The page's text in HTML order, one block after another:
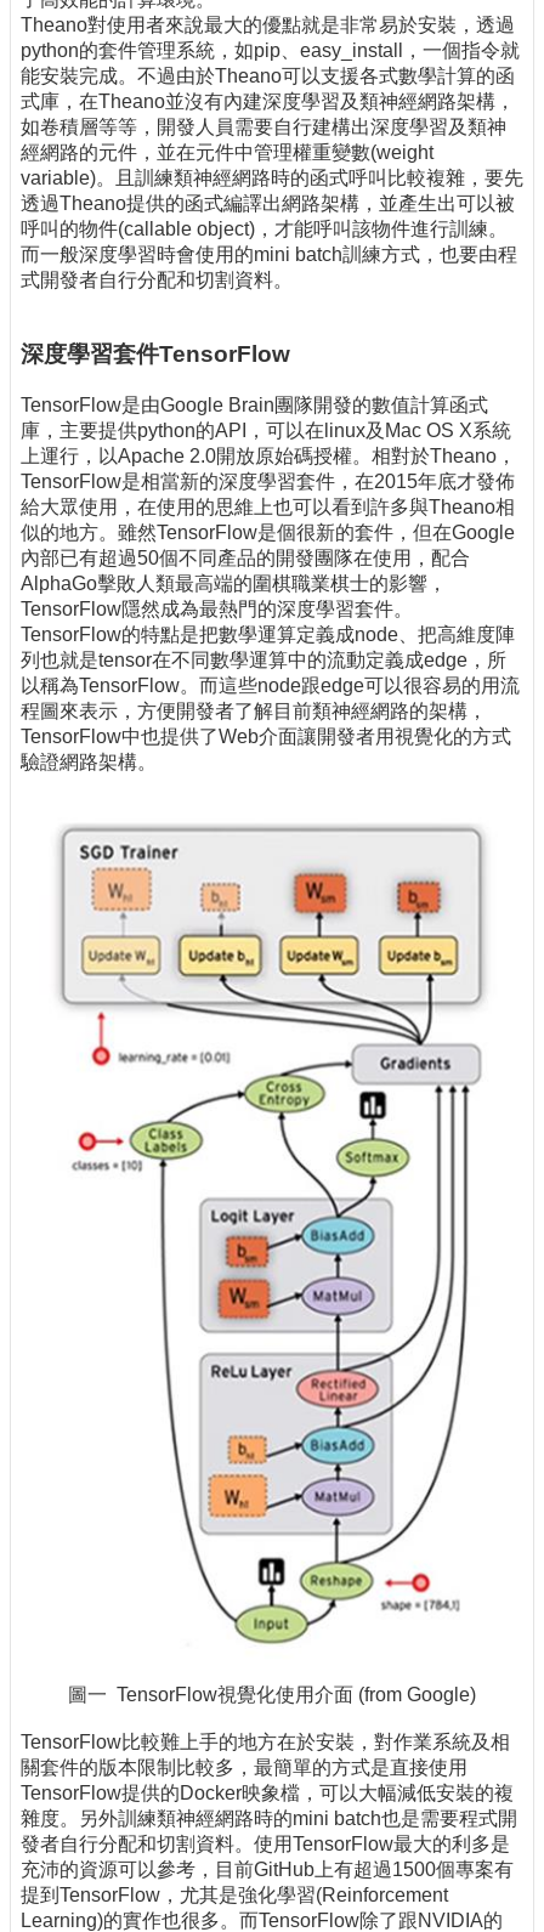
Theano對使用者來說最大的優點就是非常易於安裝，透過
python的套件管理系統，如pip、easy_install，一個指令就
能安裝完成。不過由於Theano可以支援各式數學計算的函
式庫，在Theano並沒有內建深度學習及類神經網路架構，
如卷積層等等，開發人員需要自行建構出深度學習及類神
經網路的元件，並在元件中管理權重變數(weight
variable)。且訓練類神經網路時的函式呼叫比較複雜，要先
透過Theano提供的函式編譯出網路架構，並產生出可以被
呼叫的物件(callable object)，才能呼叫該物件進行訓練。
而一般深度學習時會使用的mini batch訓練方式，也要由程
式開發者自行分配和切割資料。
深度學習套件TensorFlow
TensorFlow是由Google Brain團隊開發的數值計算函式
庫，主要提供python的API，可以在linux及Mac OS X系統
上運行，以Apache 2.0開放原始碼授權。相對於Theano，
TensorFlow是相當新的深度學習套件，在2015年底才發佈
給大眾使用，在使用的思維上也可以看到許多與Theano相
似的地方。雖然TensorFlow是個很新的套件，但在Google
內部已有超過50個不同產品的開發團隊在使用，配合
AlphaGo擊敗人類最高端的圍棋職業棋士的影響，
TensorFlow隱然成為最熱門的深度學習套件。
TensorFlow的特點是把數學運算定義成node、把高維度陣
列也就是tensor在不同數學運算中的流動定義成edge，所
以稱為TensorFlow。而這些node跟edge可以很容易的用流
程圖來表示，方便開發者了解目前類神經網路的架構，
TensorFlow中也提供了Web介面讓開發者用視覺化的方式
驗證網路架構。
圖一 TensorFlow視覺化使用介面 (from Google)
TensorFlow比較難上手的地方在於安裝，對作業系統及相
關套件的版本限制比較多，最簡單的方式是直接使用
TensorFlow提供的Docker映象檔，可以大幅減低安裝的複
雜度。另外訓練類神經網路時的mini batch也是需要程式開
發者自行分配和切割資料。使用TensorFlow最大的利多是
充沛的資源可以參考，目前GitHub上有超過1500個專案有
提到TensorFlow，尤其是強化學習(Reinforcement
Learning)的實作也很多。而TensorFlow除了跟NVIDIA的